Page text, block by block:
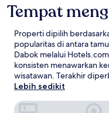
Tempat
Properti dipilih
popularitas di antara
Dabok melalui
konsisten menawarkan
wisatawan. Terakhir
Lebih sedikit
My Downtown - Blue